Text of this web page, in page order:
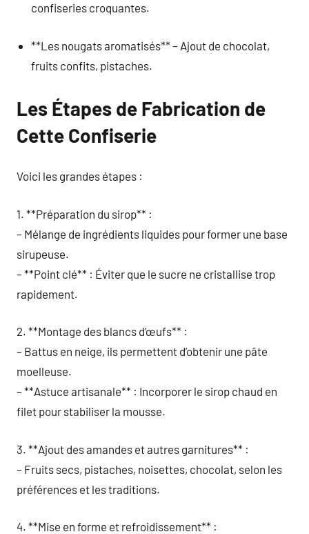
confiseries croquantes.
**Les nougats aromatisés** – Ajout de chocolat,
fruits confits, pistaches.
Les Étapes de Fabrication de
Cette Confiserie
Voici les grandes étapes :
1. **Préparation du sirop** :
– Mélange de ingrédients liquides pour former une base
sirupeuse.
– **Point clé** : Éviter que le sucre ne cristallise trop
rapidement.
2. **Montage des blancs d’œufs** :
– Battus en neige, ils permettent d’obtenir une pâte
moelleuse.
– **Astuce artisanale** : Incorporer le sirop chaud en
filet pour stabiliser la mousse.
3. **Ajout des amandes et autres garnitures** :
– Fruits secs, pistaches, noisettes, chocolat, selon les
préférences et les traditions.
4. **Mise en forme et refroidissement** :